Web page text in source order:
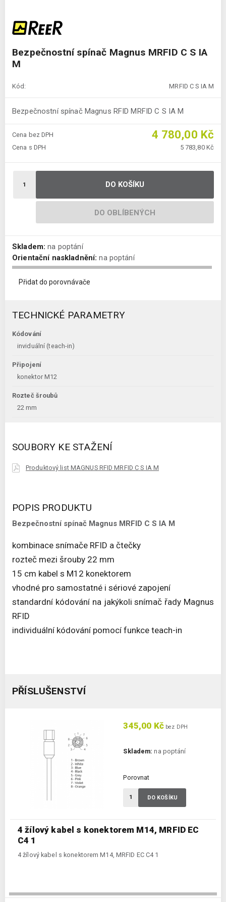
Bezpečnostní spínač Magnus MRFID C S IA
M
Kód: MRFID C S IA M
Bezpečnostní spínač Magnus RFID MRFID C S IA M
Cena bez DPH 4 780,00 Kč
Cena s DPH 5 783,80 Kč
DO KOŠÍKU
DO OBLÍBENÝCH
Skladem: na poptání
Orientační naskladnění: na poptání
Přidat do porovnávače
TECHNICKÉ PARAMETRY
Kódování
inviduální (teach-in)
Připojení
konektor M12
Rozteč šroubů
22 mm
SOUBORY KE STAŽENÍ
Produktový list MAGNUS RFID MRFID C S IA M
POPIS PRODUKTU
Bezpečnostní spínač Magnus MRFID C S IA M
kombinace snímače RFID a čtečky
rozteč mezi šrouby 22 mm
15 cm kabel s M12 konektorem
vhodné pro samostatné i sériové zapojení
standardní kódování na jakýkoli snímač řady Magnus
RFID
individuální kódování pomocí funkce teach-in
PŘÍSLUŠENSTVÍ
4 žílový kabel s konektorem M14, MRFID EC
C4 1
4 žílový kabel s konektorem M14, MRFID EC C4 1
345,00 Kč bez DPH
Skladem: na poptání
Porovnat
DO KOŠÍKU